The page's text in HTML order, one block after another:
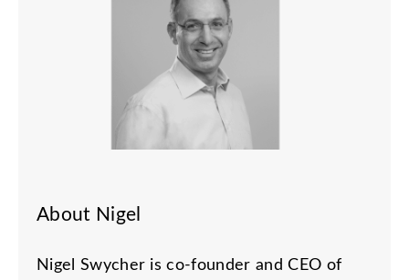
About Nigel
Nigel Swycher is co-founder and CEO of